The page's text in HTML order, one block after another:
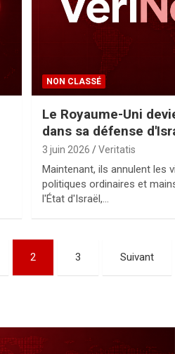
NON CLASSÉ
Le Royaume-Uni
dans sa défense
3 juin 2026 Veritatis
Maintenant, ils annulent les
politiques ordinaires et
l'État d'Israël,…
2 3 Suivant